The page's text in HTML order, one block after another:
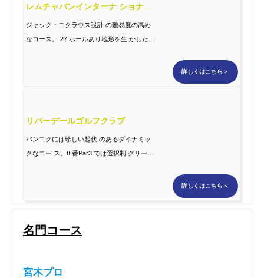
ジャック・ニクラウス設計 の難易度の高め
なコース。 27 ホールあり地形を生 かしたチ
詳しくはこちら＞
リバーデールゴルフクラブ
バンコクには珍しい起伏 のあるダイナミッ
クなコー ス。8 番Par3 では選択制 グリー
詳しくはこちら＞
名門コース
宮木プロ